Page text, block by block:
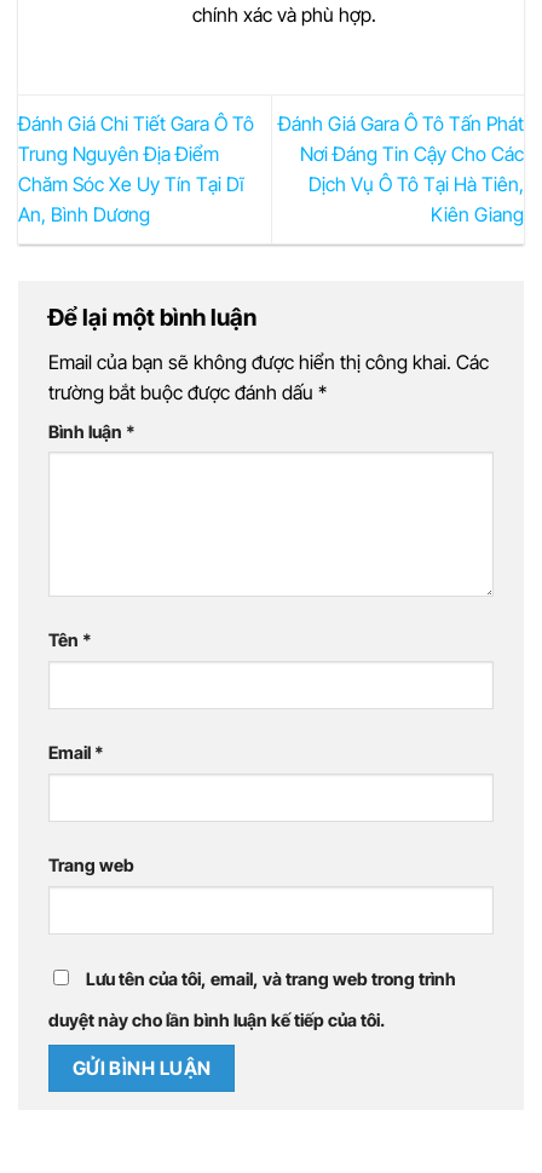
chính xác và phù hợp.
Đánh Giá Chi Tiết Gara Ô Tô
Trung Nguyên Địa Điểm
Chăm Sóc Xe Uy Tín Tại Dĩ
An, Bình Dương
Đánh Giá Gara Ô Tô Tấn Phát
Nơi Đáng Tin Cậy Cho Các
Dịch Vụ Ô Tô Tại Hà Tiên,
Kiên Giang
Để lại một bình luận
Email của bạn sẽ không được hiển thị công khai. Các
trường bắt buộc được đánh dấu *
Bình luận *
Tên *
Email *
Trang web
Lưu tên của tôi, email, và trang web trong trình
duyệt này cho lần bình luận kế tiếp của tôi.